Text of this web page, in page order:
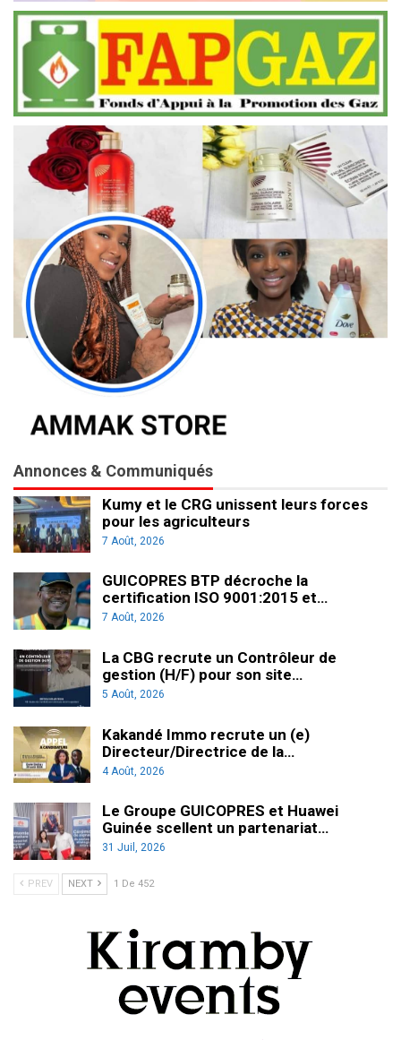
Annonces & Communiqués
Kumy et le CRG unissent leurs forces
pour les agriculteurs
7 Août, 2026
GUICOPRES BTP décroche la
certification ISO 9001:2015 et…
7 Août, 2026
La CBG recrute un Contrôleur de
gestion (H/F) pour son site…
5 Août, 2026
Kakandé Immo recrute un (e)
Directeur/Directrice de la…
4 Août, 2026
Le Groupe GUICOPRES et Huawei
Guinée scellent un partenariat…
31 Juil, 2026
PREV NEXT 1 De 452